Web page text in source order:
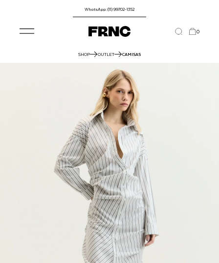
WhatsApp: (11) 99702-1352
0
SHOP OUTLET CAMISAS